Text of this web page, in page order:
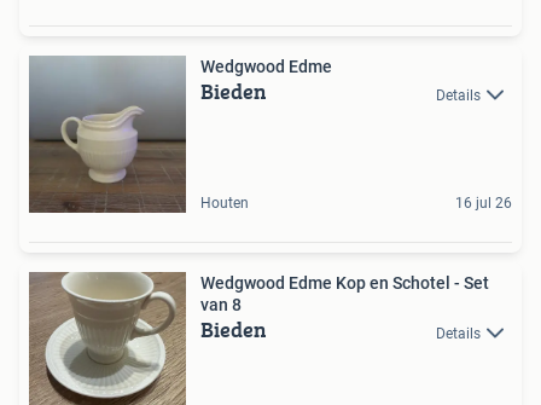
Wedgwood Edme
Bieden Details
Houten 16 jul 26
Wedgwood Edme Kop en Schotel - Set
van 8
Bieden Details